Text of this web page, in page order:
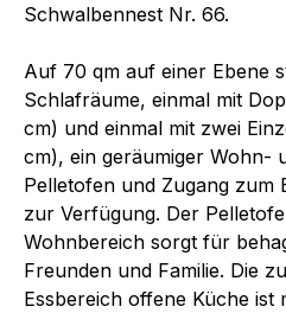
Schwalbennest Nr. 66.
Auf 70 qm auf einer Ebene
Schlafräume, einmal mit
cm) und einmal mit zwei
cm), ein geräumiger Wohn-
Pelletofen und Zugang zum
zur Verfügung. Der
Wohnbereich sorgt für
Freunden und Familie. Die
Essbereich offene Küche ist